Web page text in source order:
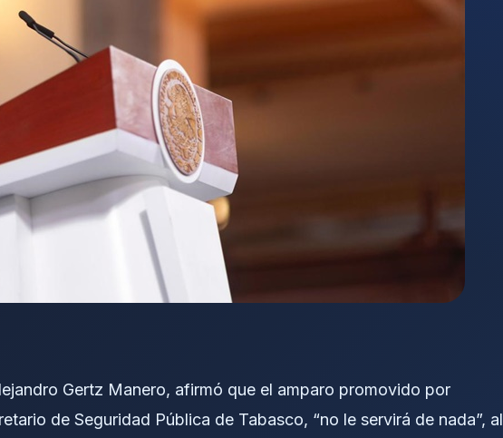
Gertz Manero, afirmó que el amparo promovido por
de Seguridad Pública de Tabasco, “no le servirá de nada”, al